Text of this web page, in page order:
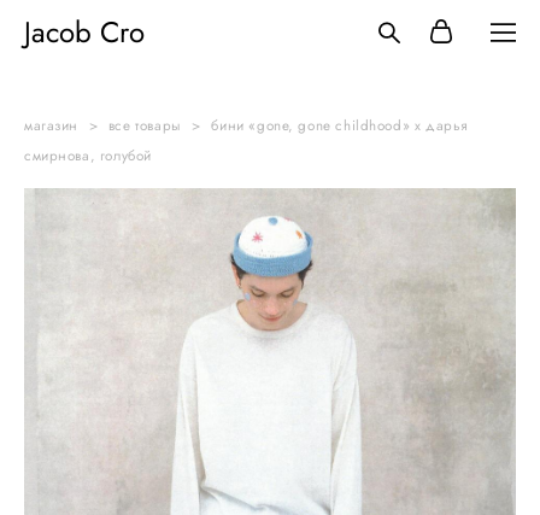
Jacob Cro
магазин > все товары >
бини «gone, gone childhood» x дарья
смирнова, голубой